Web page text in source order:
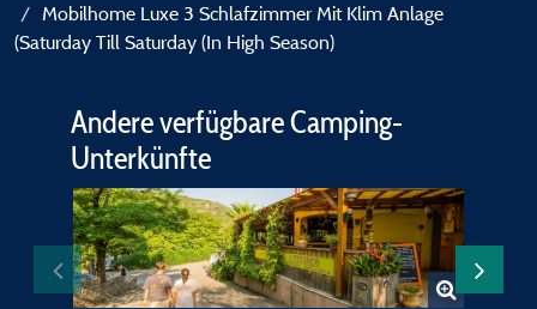
Mobilhome Luxe 3 Schlafzimmer Mit Klim Anlage
(Saturday Till Saturday (In High Season)
Andere verfügbare Camping-
Unterkünfte